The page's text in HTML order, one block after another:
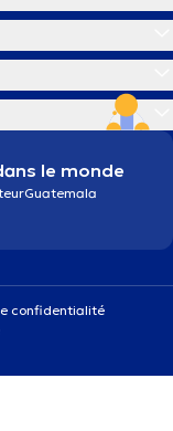
le monde
Guatemala
confidentialité